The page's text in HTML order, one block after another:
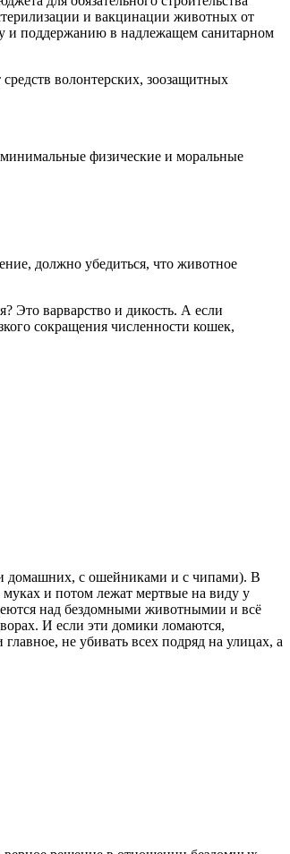
и вакцинации животных от
и поддержанию в надлежащем санитарном
волонтерских, зоозащитных
физические и моральные
должно убедиться, что животное
Это варварство и дикость. А если
сокращения численности кошек,
домашних, с ошейниками и с чипами). В
и потом лежат мертвые на виду у
над бездомными животнымии и всё
И если эти домики ломаются,
не убивать всех подряд на улицах, а